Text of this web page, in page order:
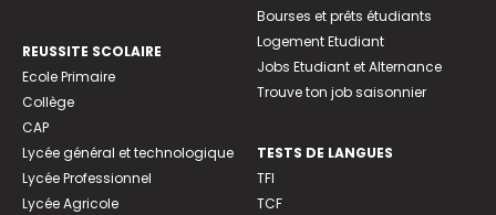
REUSSITE SCOLAIRE
Ecole Primaire
Collège
CAP
Lycée général et technologique
Lycée Professionnel
Lycée Agricole
Bourses et prêts étudiants
Logement Etudiant
Jobs Etudiant et Alternance
Trouve ton job saisonnier
TESTS DE LANGUES
TFI
TCF